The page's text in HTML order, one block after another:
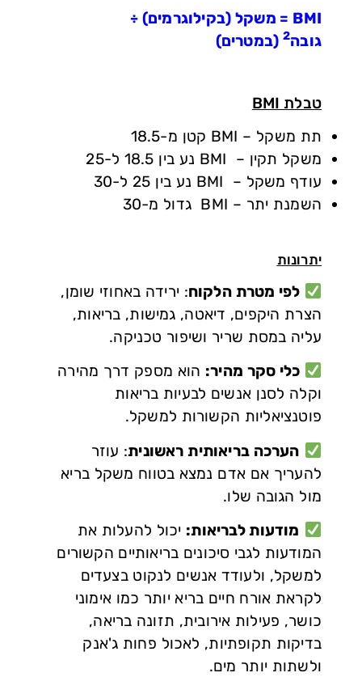
BMI = משקל (בקילוגרמים) ÷
גובה2 (במטרים)
טבלת BMI
תת משקל – BMI קטן מ-18.5
משקל תקין – BMI נע בין 18.5 ל-25
עודף משקל – BMI נע בין 25 ל-30
השמנת יתר – BMI גדול מ-30
יתרונות
לפי מטרת הלקוח: ירידה באחוזי שומן,
הצרת היקפים, דיאטה, גמישות, בריאות,
עליה במסת שריר ושיפור טכניקה.
כלי סקר מהיר: הוא מספק דרך מהירה
וקלה לסנן אנשים לבעיות בריאות
פוטנציאליות הקשורות למשקל.
הערכה בריאותית ראשונית: עוזר
להעריך אם אדם נמצא בטווח משקל בריא
מול הגובה שלו.
מודעות לבריאות: יכול להעלות את
המודעות לגבי סיכונים בריאותיים הקשורים
למשקל, ולעודד אנשים לנקוט בצעדים
לקראת אורח חיים בריא יותר כמו אימוני
כושר, פעילות אירובית, תזונה בריאה,
בדיקות תקופתיות, לאכול פחות ג'אנק
ולשתות יותר מים.